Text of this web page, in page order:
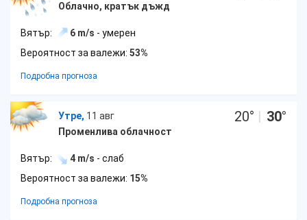
Облачно, кратък дъжд
Вятър: 6 m/s - умерен
Вероятност за валежи: 53%
Подробна прогноза
Утре, 11 авг
Променлива облачност
20° | 30°
Вятър: 4 m/s - слаб
Вероятност за валежи: 15%
Подробна прогноза